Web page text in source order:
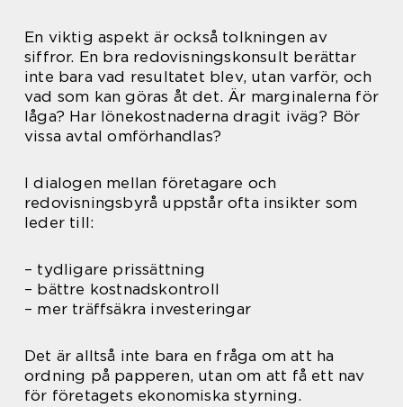
En viktig aspekt är också tolkningen av
siffror. En bra redovisningskonsult berättar
inte bara vad resultatet blev, utan varför, och
vad som kan göras åt det. Är marginalerna för
låga? Har lönekostnaderna dragit iväg? Bör
vissa avtal omförhandlas?
I dialogen mellan företagare och
redovisningsbyrå uppstår ofta insikter som
leder till:
– tydligare prissättning
– bättre kostnadskontroll
– mer träffsäkra investeringar
Det är alltså inte bara en fråga om att ha
ordning på papperen, utan om att få ett nav
för företagets ekonomiska styrning.